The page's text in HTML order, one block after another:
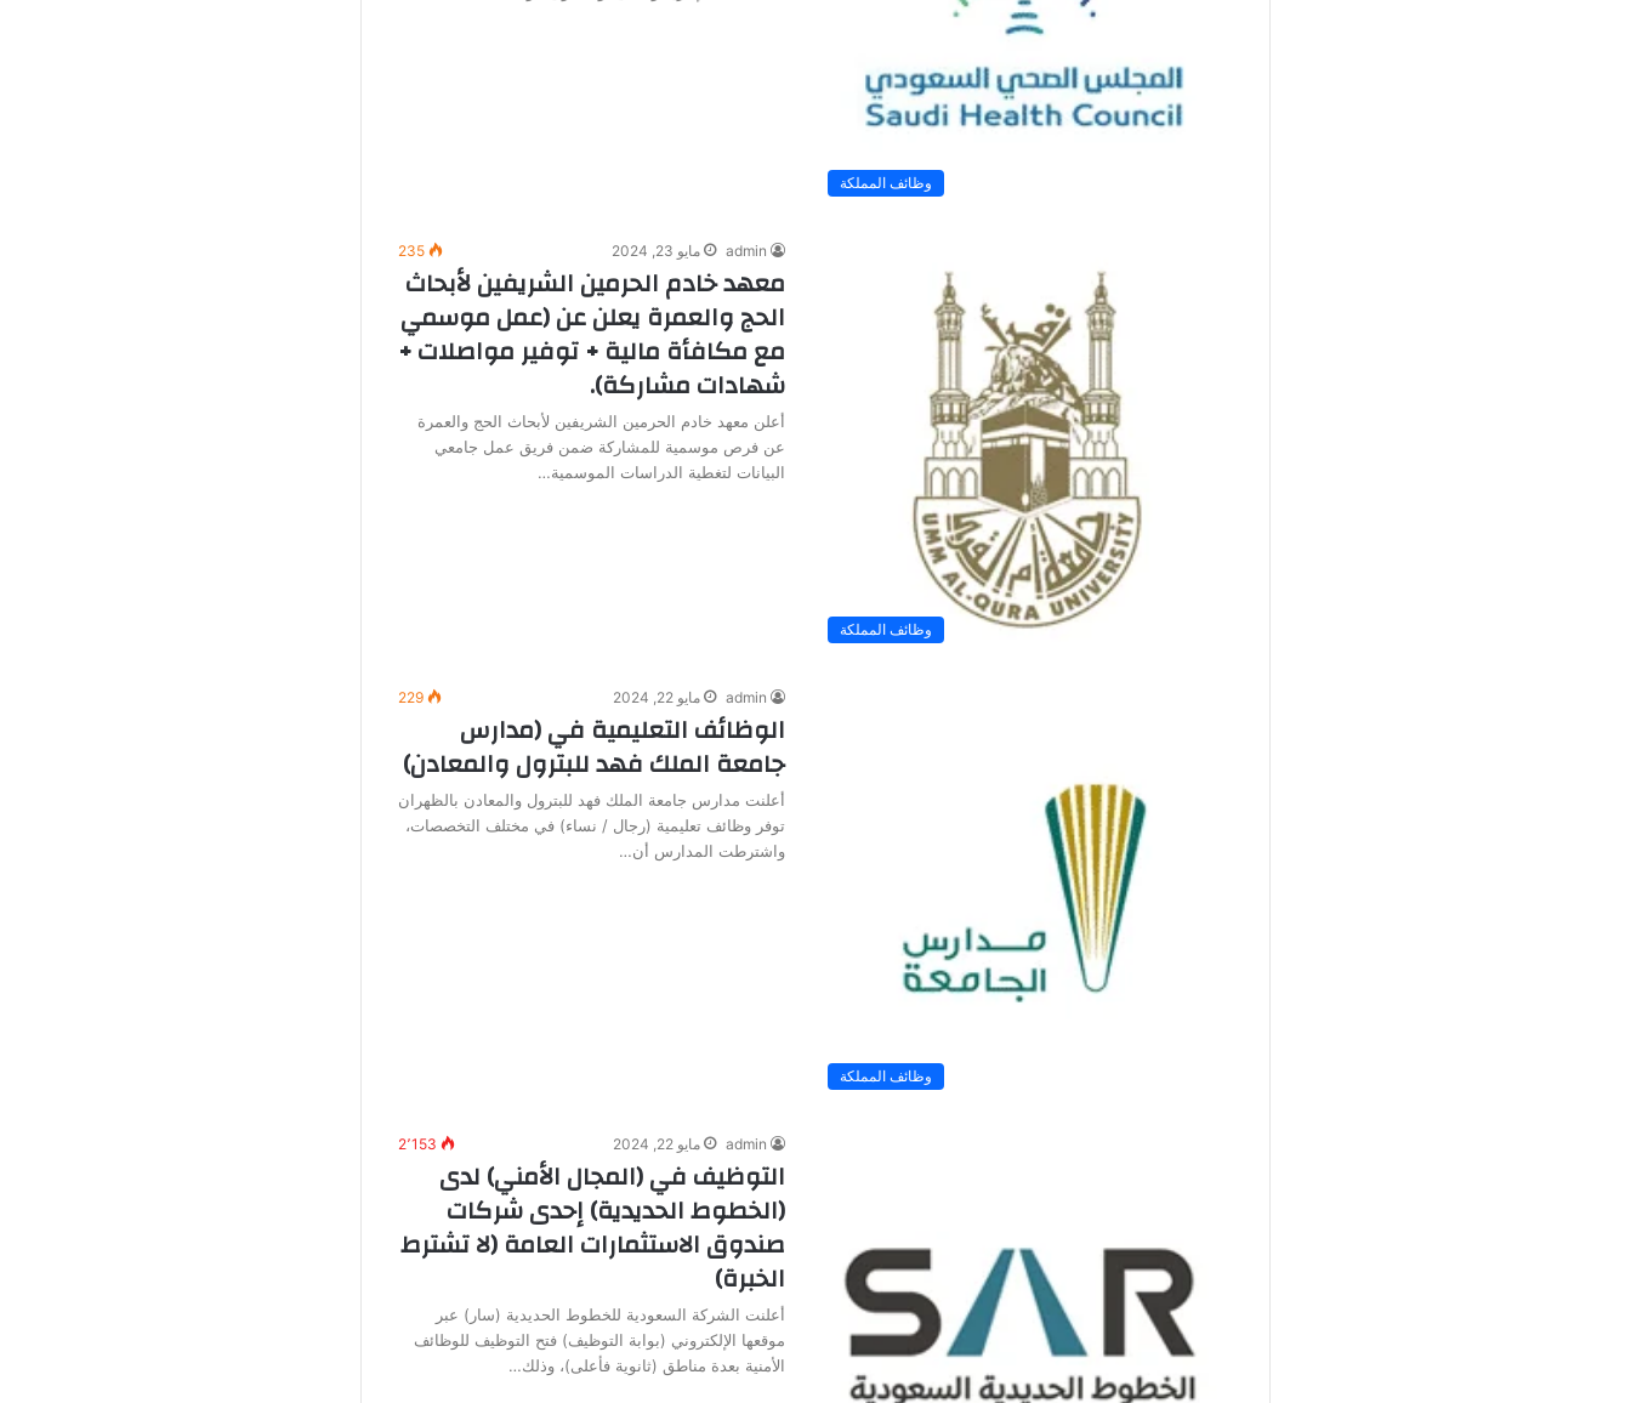
وظائف المملكة
وظائف المملكة
admin مايو 23, 2024 235
معهد خادم الحرمين الشريفين لأبحاث
الحج والعمرة يعلن عن (عمل موسمي
مع مكافأة مالية + توفير مواصلات +
شهادات مشاركة).
أعلن معهد خادم الحرمين الشريفين لأبحاث الحج والعمرة
عن فرص موسمية للمشاركة ضمن فريق عمل جامعي
البيانات لتغطية الدراسات الموسمية…
وظائف المملكة
admin مايو 22, 2024 229
الوظائف التعليمية في (مدارس
جامعة الملك فهد للبترول والمعادن)
أعلنت مدارس جامعة الملك فهد للبترول والمعادن بالظهران
توفر وظائف تعليمية (رجال / نساء) في مختلف التخصصات،
واشترطت المدارس أن…
admin مايو 22, 2024 2٬153
التوظيف في (المجال الأمني) لدى
(الخطوط الحديدية) إحدى شركات
صندوق الاستثمارات العامة (لا تشترط
الخبرة)
أعلنت الشركة السعودية للخطوط الحديدية (سار) عبر
موقعها الإلكتروني (بوابة التوظيف) فتح التوظيف للوظائف
الأمنية بعدة مناطق (ثانوية فأعلى)، وذلك…